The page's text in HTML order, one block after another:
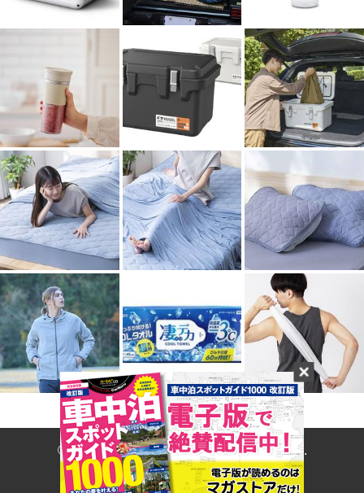
© 2017- CARNERU Inc. All rights reserved.
Built onthe dino platform.